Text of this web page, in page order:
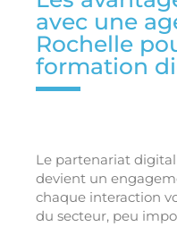
avec une
Rochelle
formation
Le partenariat
devient un
chaque interaction
du secteur, peu